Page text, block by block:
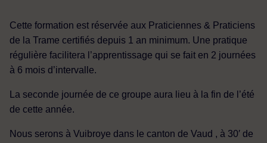
Cette formation est réservée aux Praticiennes & Praticiens
de la Trame certifiés depuis 1 an minimum. Une pratique
régulière facilitera l’apprentissage qui se fait en 2 journées
à 6 mois d’intervalle.
La seconde journée de ce groupe aura lieu à la fin de l’été
de cette année.
Nous serons à Vuibroye dans le canton de Vaud , à 30′ de